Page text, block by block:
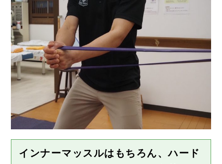
インナーマッスルはもちろん、ハード